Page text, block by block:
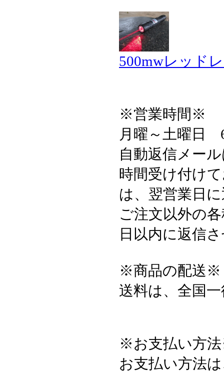
500mwレッド
※営業時間※
月曜～土曜日
自動返信メー
時間受け付け
は、翌営業日
ご注文以外の
日以内に返信
※商品の配送※
送料は、全国
※お支払い方
お支払い方法